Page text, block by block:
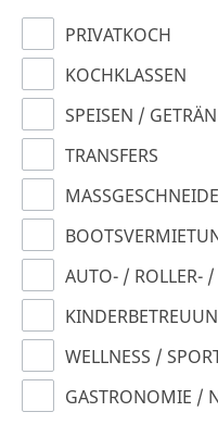
PRIVATKOCH
KOCHKLASSEN
SPEISEN /
TRANSFERS
AUTO- / ROLLER-
WELLNESS /
GASTRONOMIE /